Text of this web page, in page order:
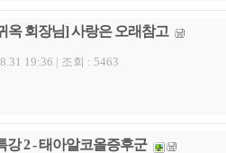
옥 회장님] 사랑은 오래참고
19:36 | 조회 : 5463
강 2 - 태아알코올증후군